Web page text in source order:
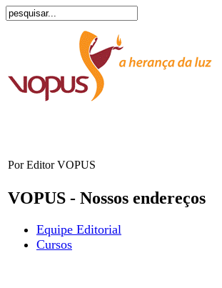
Por Editor VOPUS
VOPUS - Nossos endereços
Equipe Editorial
Cursos